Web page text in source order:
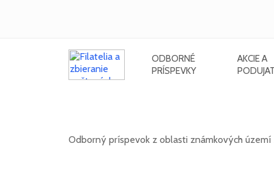
ODBORNÉ
PRÍSPEVKY
AKCIE A
Odborný príspevok z oblasti známkových